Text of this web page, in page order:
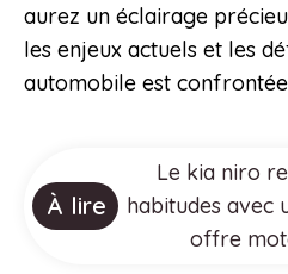
aurez un éclairage
les enjeux actuels et les
automobile est
À lire
Le kia niro
habitudes avec
offre